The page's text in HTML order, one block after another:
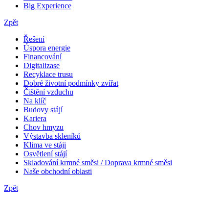
Big Experience
Zpět
Řešení
Úspora energie
Financování
Digitalizase
Recyklace trusu
Dobré životní podmínky zvířat
Čištění vzduchu
Na klíč
Budovy stájí
Kariera
Chov hmyzu
Výstavba skleníků
Klima ve stáji
Osvětlení stájí
Skladování krmné směsi / Doprava krmné směsi
Naše obchodní oblasti
Zpět